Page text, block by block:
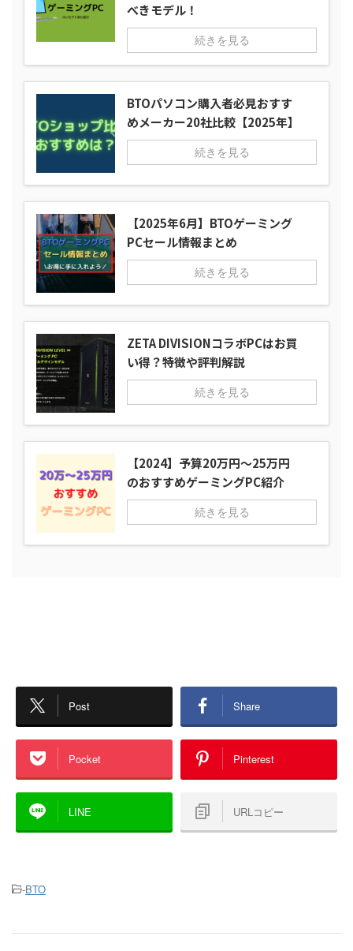
べきモデル！
続きを見る
BTOパソコン購入者必見おすす
めメーカー20社比較【2025年】
続きを見る
【2025年6月】BTOゲーミング
PCセール情報まとめ
続きを見る
ZETA DIVISIONコラボPCはお買
い得？特徴や評判解説
続きを見る
【2024】予算20万円～25万円
のおすすめゲーミングPC紹介
続きを見る
Post Share
Pocket Pinterest
LINE URLコピー
-BTO